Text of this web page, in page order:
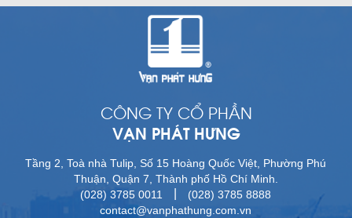
CÔNG TY CỔ PHẦN
VẠN PHÁT HƯNG
Tầng 2, Toà nhà Tulip, Số 15 Hoàng Quốc Việt, Phường Phú
Thuận, Quận 7, Thành phố Hồ Chí Minh.
(028) 3785 0011
(028) 3785 8888
contact@vanphathung.com.vn